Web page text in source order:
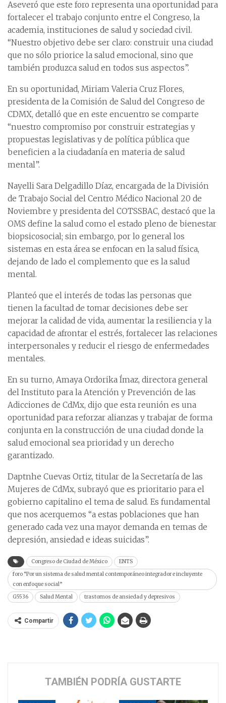
Aseveró que este foro representa una oportunidad para
fortalecer el trabajo conjunto entre el Congreso, la
academia, instituciones de salud y sociedad civil.
“Nuestro objetivo debe ser claro: construir una ciudad
que no sólo priorice la salud emocional, sino que
también produzca salud en todos sus aspectos”.
En su oportunidad, Miriam Valeria Cruz Flores,
presidenta de la Comisión de Salud del Congreso de
CDMX, detalló que en este encuentro se comparte
“nuestro compromiso por construir estrategias y
propuestas legislativas y de política pública que
beneficien a la ciudadanía en materia de salud
mental”.
Nayelli Sara Delgadillo Díaz, encargada de la División
de Trabajo Social del Centro Médico Nacional 20 de
Noviembre y presidenta del COTSSBAC, destacó que la
OMS define la salud como el estado pleno de bienestar
biopsicosocial; sin embargo, por lo general los
sistemas en esta área se enfocan en la salud física,
dejando de lado el complemento que es la salud
mental.
Planteó que el interés de todas las personas que
tienen la facultad de tomar decisiones debe ser
mejorar la calidad de vida, aumentar la resiliencia y la
capacidad de afrontar el estrés, fortalecer las relaciones
interpersonales y reducir el riesgo de enfermedades
mentales.
En su turno, Amaya Ordorika Ímaz, directora general
del Instituto para la Atención y Prevención de las
Adicciones de CdMx, dijo que esta reunión es una
oportunidad para reforzar alianzas y trabajar de forma
conjunta en la construcción de una ciudad donde la
salud emocional sea prioridad y un derecho
garantizado.
Daptnhe Cuevas Ortiz, titular de la Secretaría de las
Mujeres de CdMx, subrayó que es prioritario para el
gobierno capitalino el tema de salud. Es fundamental
que nos acerquemos “a estas poblaciones que han
generado cada vez una mayor demanda en temas de
depresión, ansiedad e ideas suicidas”.
Congreso de Ciudad de México
ENTS
foro “Por un sistema de salud mental contemporáneo integrador e incluyente
con enfoque social”
G5536
Salud Mental trastornos de ansiedad y depresivos
Compartir
TAMBIÉN PODRÍA GUSTARTE